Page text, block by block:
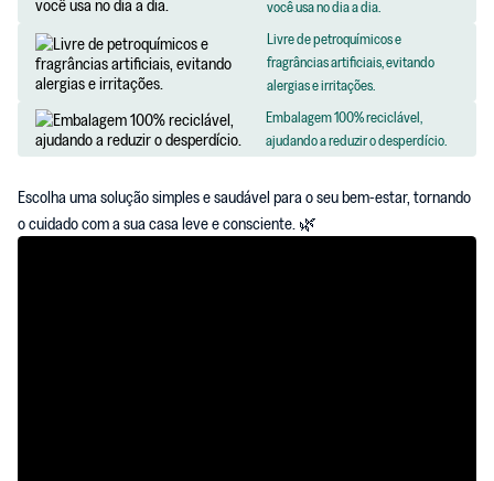
você usa no dia a dia.
Livre de petroquímicos e
fragrâncias artificiais, evitando
alergias e irritações.
Embalagem 100% reciclável,
ajudando a reduzir o desperdício.
Escolha uma solução simples e saudável para o seu bem-estar, tornando
o cuidado com a sua casa leve e consciente. 🌿